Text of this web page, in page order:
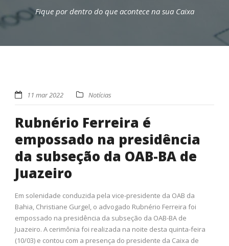
Fique por dentro do que acontece na sua Caixa
11 mar 2022 Notícias
Rubnério Ferreira é
empossado na presidência
da subseção da OAB-BA de
Juazeiro
Em solenidade conduzida pela vice-presidente da OAB da
Bahia, Christiane Gurgel, o advogado Rubnério Ferreira foi
empossado na presidência da subseção da OAB-BA de
Juazeiro. A cerimônia foi realizada na noite desta quinta-feira
(10/03) e contou com a presença do presidente da Caixa de